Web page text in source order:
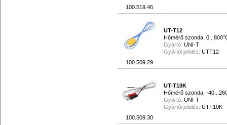
100.519.46
100.509.29
UT-T12
Hőmérő szonda,
Gyártó: UNI-T
Gyártói jelölés: UTT12
100.509.30
UT-T10K
Hőmérő szonda, -
Gyártó: UNI-T
Gyártói jelölés: UTT10K